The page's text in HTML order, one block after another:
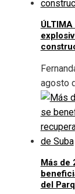
agosto
Más de
del